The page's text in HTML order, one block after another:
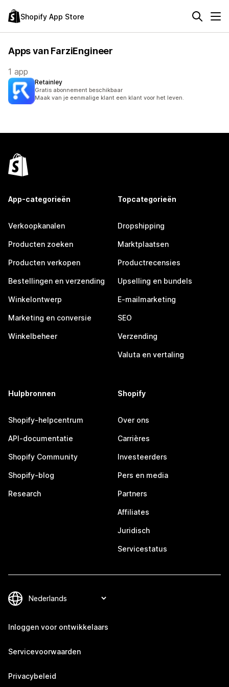
Shopify App Store
Apps van FarziEngineer
1 app
Retainley
Gratis abonnement beschikbaar
Maak van je eenmalige klant een klant voor het leven.
App-categorieën
Verkoopkanalen
Producten zoeken
Producten verkopen
Bestellingen en verzending
Winkelontwerp
Marketing en conversie
Winkelbeheer
Topcategorieën
Dropshipping
Marktplaatsen
Productrecensies
Upselling en bundels
E-mailmarketing
SEO
Verzending
Valuta en vertaling
Hulpbronnen
Shopify-helpcentrum
API-documentatie
Shopify Community
Shopify-blog
Research
Shopify
Over ons
Carrières
Investeerders
Pers en media
Partners
Affiliates
Juridisch
Servicestatus
Inloggen voor ontwikkelaars
Servicevoorwaarden
Privacybeleid